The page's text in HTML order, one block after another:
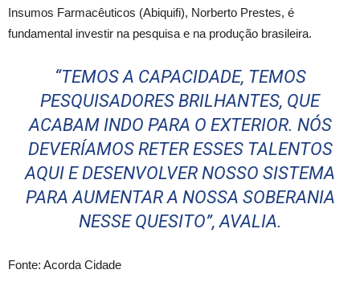
Insumos Farmacêuticos (Abiquifi), Norberto Prestes, é
fundamental investir na pesquisa e na produção brasileira.
“TEMOS A CAPACIDADE, TEMOS
PESQUISADORES BRILHANTES, QUE
ACABAM INDO PARA O EXTERIOR. NÓS
DEVERÍAMOS RETER ESSES TALENTOS
AQUI E DESENVOLVER NOSSO SISTEMA
PARA AUMENTAR A NOSSA SOBERANIA
NESSE QUESITO”, AVALIA.
Fonte: Acorda Cidade